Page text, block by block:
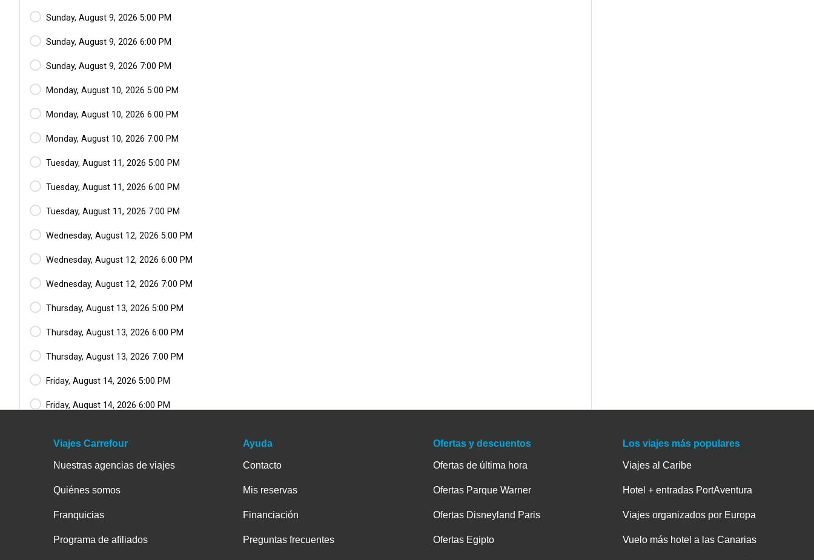
Viajes Carrefour
Nuestras agencias de viajes
Quiénes somos
Franquicias
Programa de afiliados
Ayuda
Contacto
Mis reservas
Financiación
Preguntas frecuentes
Ofertas y descuentos
Ofertas de última hora
Ofertas Parque Warner
Ofertas Disneyland Paris
Ofertas Egipto
Los viajes más populares
Viajes al Caribe
Hotel + entradas PortAventura
Viajes organizados por Europa
Vuelo más hotel a las Canarias